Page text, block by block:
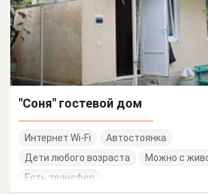
"Соня" гостевой дом
Интернет Wi-Fi
Автостоянка
Дети любого возраста
Можно с
Есть трансфер